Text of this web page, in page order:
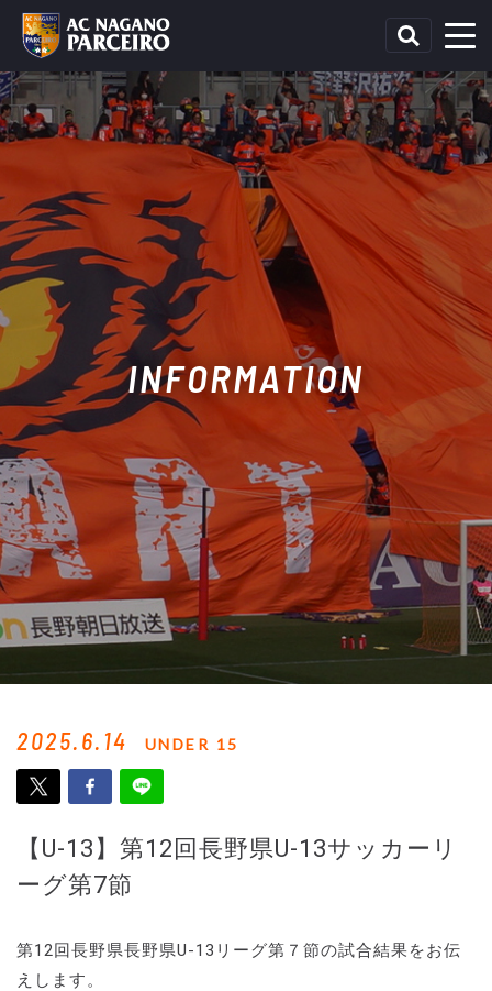
INFORMATION
2025.6.14 UNDER 15
【U-13】第12回長野県U-13サッカーリ
ーグ第7節
第12回長野県長野県U-13リーグ第７節の試合結果をお伝
えします。